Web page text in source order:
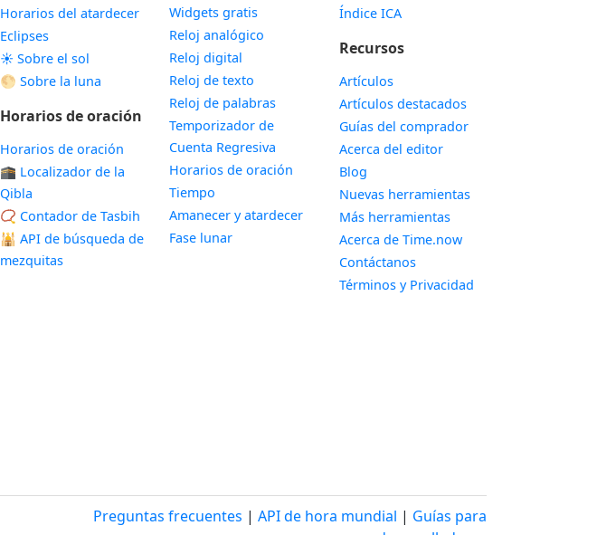
Horarios del atardecer
Eclipses
☀️ Sobre el sol
🌕 Sobre la luna
Horarios de oración
Horarios de oración
🕋 Localizador de la
Qibla
📿 Contador de Tasbih
🕌 API de búsqueda de
mezquitas
Widgets gratis
Reloj analógico
Reloj digital
Reloj de texto
Reloj de palabras
Temporizador de
Cuenta Regresiva
Horarios de oración
Tiempo
Amanecer y atardecerWidget
Fase lunarWidget
Índice ICA
Recursos
Artículos
Artículos destacados
Guías del comprador
Acerca del editor
Blog
Nuevas herramientas
Más herramientas
Acerca de Time.now
Contáctanos
Términos y Privacidad
Preguntas frecuentes | API de hora mundial | Guías para